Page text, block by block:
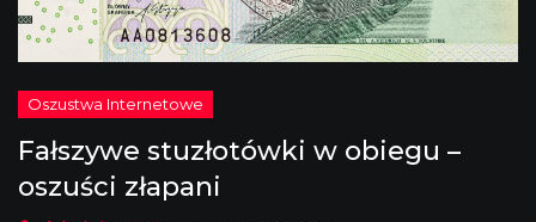
Fałszywe stuzłotówki w obiegu –
oszuści złapani